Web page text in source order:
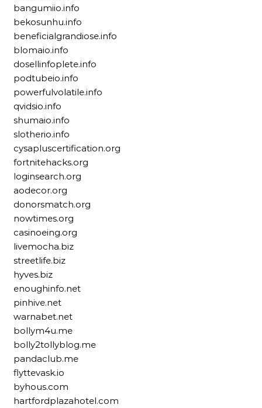
bangumiio.info
bekosunhu.info
beneficialgrandiose.info
blomaio.info
dosellinfoplete.info
podtubeio.info
powerfulvolatile.info
qvidsio.info
shumaio.info
slotherio.info
cysapluscertification.org
fortnitehacks.org
loginsearch.org
aodecor.org
donorsmatch.org
nowtimes.org
casinoeing.org
livemocha.biz
streetlife.biz
hyves.biz
enoughinfo.net
pinhive.net
warnabet.net
bollym4u.me
bolly2tollyblog.me
pandaclub.me
flyttevask.io
byhous.com
hartfordplazahotel.com